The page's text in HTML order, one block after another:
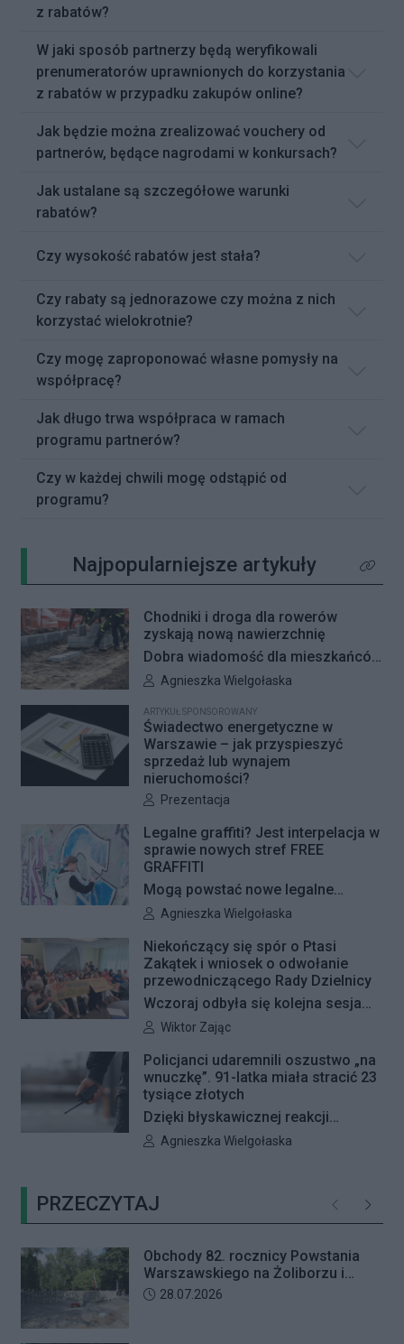
z rabatów?
W jaki sposób partnerzy będą weryfikowali
prenumeratorów uprawnionych do korzystania
z rabatów w przypadku zakupów online?
Jak będzie można zrealizować vouchery od
partnerów, będące nagrodami w konkursach?
Jak ustalane są szczegółowe warunki
rabatów?
Czy wysokość rabatów jest stała?
Czy rabaty są jednorazowe czy można z nich
korzystać wielokrotnie?
Czy mogę zaproponować własne pomysły na
współpracę?
Jak długo trwa współpraca w ramach
programu partnerów?
Czy w każdej chwili mogę odstąpić od
programu?
Najpopularniejsze artykuły Kliknij
Chodniki i droga dla rowerów
zyskają nową nawierzchnię
Dobra wiadomość dla mieszkańców
Woli i Żoliborza. Zarząd Dróg
remonty infrastruktury dla pieszych
i rowerzystów. Oferty w
przetargach zostały już otwarte, a
jeśli wszystko przebiegnie zgodnie
z planem, nowe nawierzchnie
pojawią się jeszcze w tym roku.
Autor artykułu:
Agnieszka Wielgołaska
ARTYKUŁ SPONSOROWANY
Świadectwo energetyczne w
Warszawie – jak przyspieszyć
sprzedaż lub wynajem
nieruchomości?
Autor artykułu:
Prezentacja
Legalne graffiti? Jest interpelacja w
sprawie nowych stref FREE
GRAFFITI
Mogą powstać nowe legalne
miejsca do wykonywania graffiti.
interpelację, w której proponuje
wyznaczenie kolejnych stref FREE
GRAFFITI we współpracy z
Zarządem Dróg Miejskich.
Autor artykułu:
Agnieszka Wielgołaska
Niekończący się spór o Ptasi
Zakątek i wniosek o odwołanie
przewodniczącego Rady Dzielnicy
Wczoraj odbyła się kolejna sesja
poświęcona procedowaniu
Rady Dzielnicy Żoliborz w sprawie
zaniechania budowy zespołu
przedszkolno-żłobkowego przy ul.
Ficowskiego. Po blisko pięciu
zaplanowano na koniec sierpnia
Autor artykułu:
Wiktor Zając
Policjanci udaremnili oszustwo „na
wnuczkę”. 91-latka miała stracić 23
tysiące złotych
Dzięki błyskawicznej reakcji
kryminalnych 91-letnia mieszkanka
wnuczkę”. Policjanci zatrzymali 32-
letniego mężczyznę w chwili, gdy
przyszedł odebrać przygotowane
przez seniorkę 23 tysiące złotych.
Mężczyzna usłyszał zarzut
Autor artykułu:
Agnieszka Wielgołaska
PRZECZYTAJ Poprzednie
Obchody 82. rocznicy Powstania
Warszawskiego na Żoliborzu i
Bielanach
Data dodania artykułu:
28.07.2026